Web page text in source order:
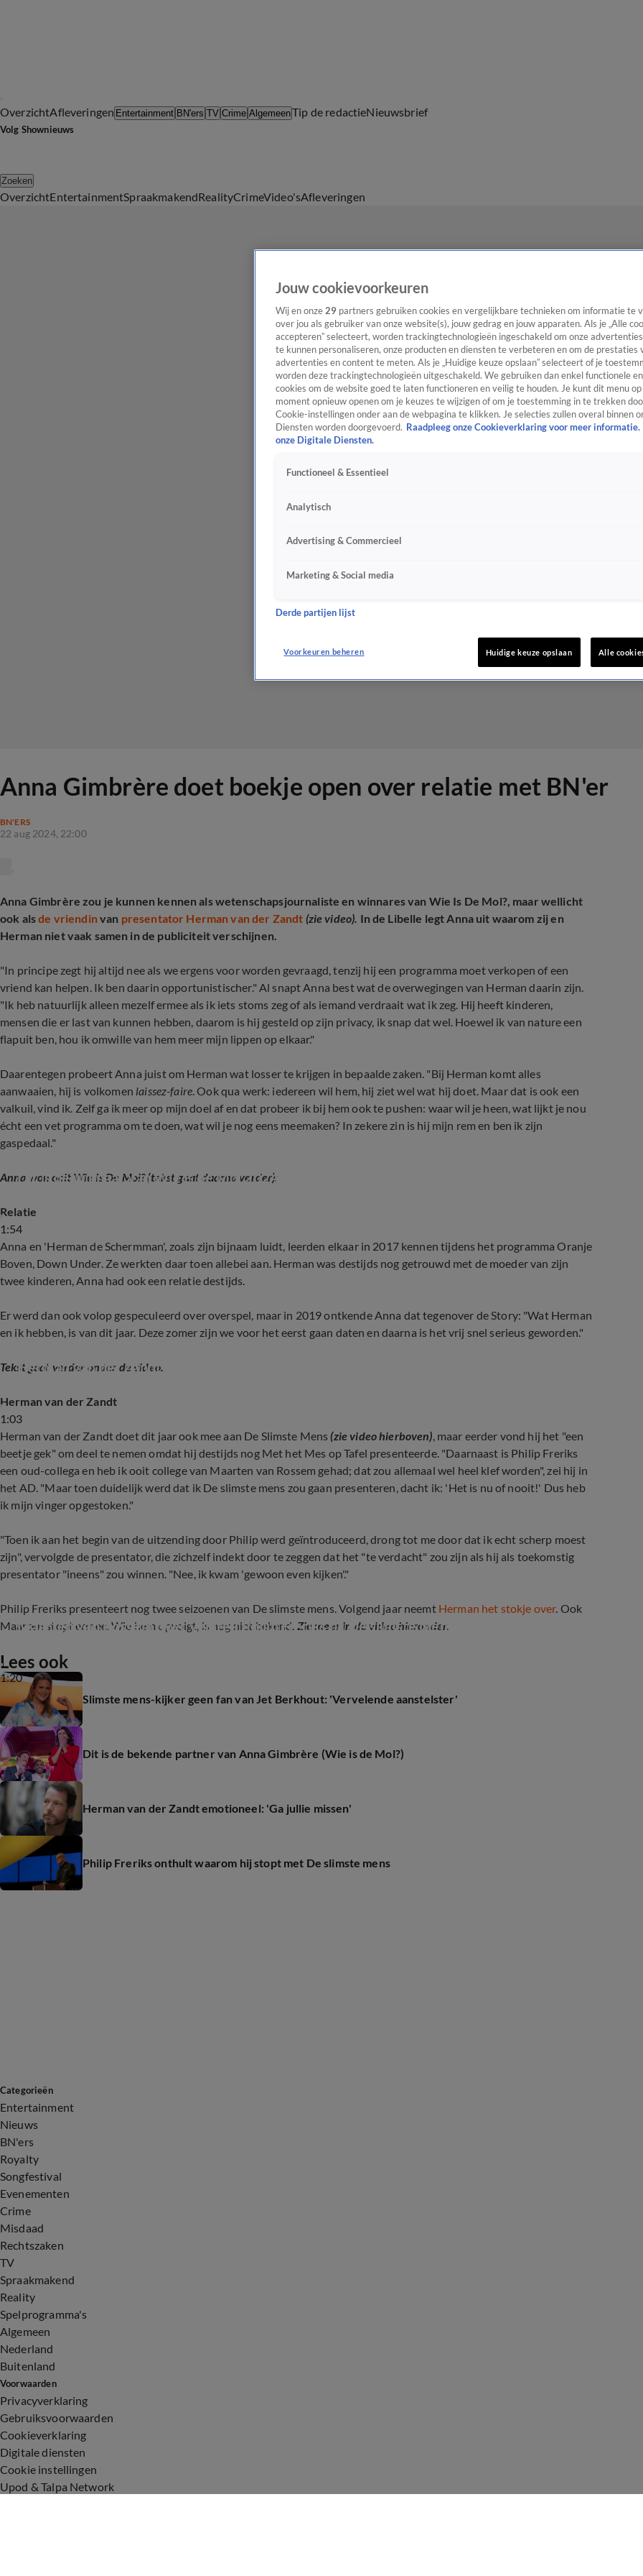
OverzichtAfleveringen Entertainment BN'ers TV Crime AlgemeenTip de redactieNieuwsbrief
Volg Shownieuws
Zoeken
OverzichtEntertainmentSpraakmakendRealityCrimeVideo'sAfleveringen
Anna Gimbrère doet boekje open over relatie met BN'er
BN'ERS
22 aug 2024, 22:00
Anna Gimbrère zou je kunnen kennen als wetenschapsjournaliste en winnares van Wie Is De Mol?, maar wellicht
ook alsde vriendinvan presentator Herman van der Zandt (zie video). In de Libelle legt Anna uit waarom zij en
Herman niet vaak samen in de publiciteit verschijnen.
"In principe zegt hij altijd nee als we ergens voor worden gevraagd, tenzij hij een programma moet verkopen of een
vriend kan helpen. Ik ben daarin opportunistischer." Al snapt Anna best wat de overwegingen van Herman daarin zijn.
"Ik heb natuurlijk alleen mezelf ermee als ik iets stoms zeg of als iemand verdraait wat ik zeg. Hij heeft kinderen,
mensen die er last van kunnen hebben, daarom is hij gesteld op zijn privacy, ik snap dat wel. Hoewel ik van nature een
flapuit ben, hou ik omwille van hem meer mijn lippen op elkaar."
Daarentegen probeert Anna juist om Herman wat losser te krijgen in bepaalde zaken. "Bij Herman komt alles
aanwaaien, hij is volkomen laissez-faire. Ook qua werk: iedereen wil hem, hij ziet wel wat hij doet. Maar dat is ook een
valkuil, vind ik. Zelf ga ik meer op mijn doel af en dat probeer ik bij hem ook te pushen: waar wil je heen, wat lijkt je nou
écht een vet programma om te doen, wat wil je nog eens meemaken? In zekere zin is hij mijn rem en ben ik zijn
gaspedaal."
Anna won ooit Wie Is De Mol? (tekst gaat daarna verder):
1:54
Dit is de winnaar van Wie is de Mol 2024
Relatie
Anna en 'Herman de Schermman', zoals zijn bijnaam luidt, leerden elkaar in 2017 kennen tijdens het programma Oranje
Boven, Down Under. Ze werkten daar toen allebei aan. Herman was destijds nog getrouwd met de moeder van zijn
twee kinderen, Anna had ook een relatie destijds.
Er werd dan ook volop gespeculeerd over overspel, maar in 2019 ontkende Anna dat tegenover de Story: "Wat Herman
en ik hebben, is van dit jaar. Deze zomer zijn we voor het eerst gaan daten en daarna is het vrij snel serieus geworden."
Tekst gaat verder onder de video.
1:03
Herman van der Zandt over deelname De slimste mens
Herman van der Zandt
Herman van der Zandt doet dit jaar ook mee aan De Slimste Mens(zie video hierboven), maar eerder vond hij het "een
beetje gek" om deel te nemen omdat hij destijds nog Met het Mes op Tafel presenteerde. "Daarnaast is Philip Freriks
een oud-collega en heb ik ooit college van Maarten van Rossem gehad; dat zou allemaal wel heel klef worden", zei hij in
het AD. "Maar toen duidelijk werd dat ik De slimste mens zou gaan presenteren, dacht ik: 'Het is nu of nooit!' Dus heb
ik mijn vinger opgestoken."
"Toen ik aan het begin van de uitzending door Philip werd geïntroduceerd, drong tot me door dat ik echt scherp moest
zijn", vervolgde de presentator, die zichzelf indekt door te zeggen dat het "te verdacht" zou zijn als hij als toekomstig
presentator "ineens" zou winnen. "Nee, ik kwam 'gewoon even kijken'."
Philip Freriks presenteert nog twee seizoenen van De slimste mens. Volgend jaar neemt Herman het stokje over. Ook
Maarten stopt ermee. Wie hem opvolgt, is nog niet bekend. Zie meer in de video hieronder.
1:20
Maarten van Rossem over vertrek Philip Freriks bij De slimste mens
Lees ook
Slimste mens-kijker geen fan van Jet Berkhout: 'Vervelende aanstelster'
Dit is de bekende partner van Anna Gimbrère (Wie is de Mol?)
Herman van der Zandt emotioneel: 'Ga jullie missen'
Philip Freriks onthult waarom hij stopt met De slimste mens
Categorieën
Entertainment
Nieuws
BN'ers
Royalty
Songfestival
Evenementen
Crime
Misdaad
Rechtszaken
TV
Spraakmakend
Reality
Spelprogramma's
Algemeen
Nederland
Buitenland
Voorwaarden
Privacyverklaring
Gebruiksvoorwaarden
Cookieverklaring
Digitale diensten
Cookie instellingen
Upod & Talpa Network
Jouw cookievoorkeuren
Wij en onze 29 partners gebruiken cookies en vergelijkbare technieken om informatie te
over jou als gebruiker van onze website(s), jouw gedrag en jouw apparaten. Als je „Alle
accepteren” selecteert, worden trackingtechnologieën ingeschakeld om onze
te kunnen personaliseren, onze producten en diensten te verbeteren en om de prestaties
advertenties en content te meten. Als je „Huidige keuze opslaan” selecteert of je
worden deze trackingtechnologieën uitgeschakeld. We gebruiken dan enkel functionele
cookies om de website goed te laten functioneren en veilig te houden. Je kunt dit menu
moment opnieuw openen om je keuzes te wijzigen of om je toestemming in te trekken
Cookie-instellingen onder aan de webpagina te klikken. Je selecties zullen overal binnen
Diensten worden doorgevoerd. Raadpleeg onze Cookieverklaring voor meer informatie.
onze Digitale Diensten.
Functioneel & Essentieel
Analytisch
Advertising & Commercieel
Marketing & Social media
Derde partijen lijst
Voorkeuren beheren Huidige keuze opslaan Alle